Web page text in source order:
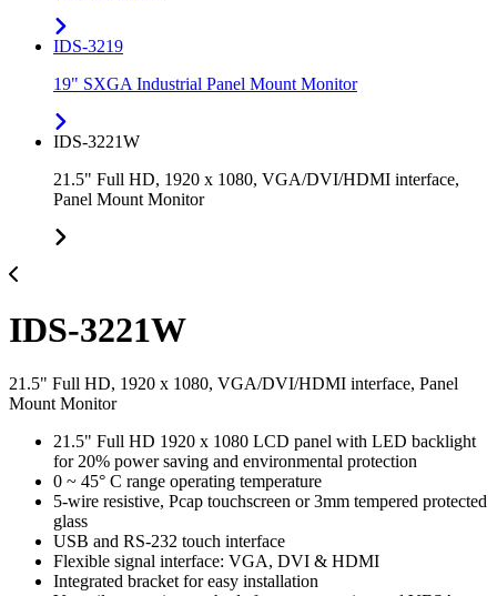
IDS-3219
19" SXGA Industrial Panel Mount Monitor
IDS-3221W
21.5" Full HD, 1920 x 1080, VGA/DVI/HDMI interface,
Panel Mount Monitor
IDS-3221W
21.5" Full HD, 1920 x 1080, VGA/DVI/HDMI interface, Panel
Mount Monitor
21.5" Full HD 1920 x 1080 LCD panel with LED backlight
for 20% power saving and environmental protection
0 ~ 45° C range operating temperature
5-wire resistive, Pcap touchscreen or 3mm tempered protected
glass
USB and RS-232 touch interface
Flexible signal interface: VGA, DVI & HDMI
Integrated bracket for easy installation